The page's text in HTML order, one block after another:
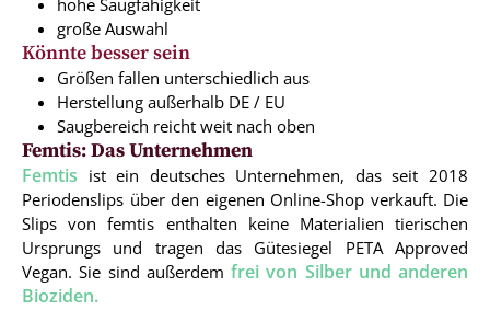
hohe Saugfähigkeit
große Auswahl
Könnte besser sein
Größen fallen unterschiedlich aus
Herstellung außerhalb DE / EU
Saugbereich reicht weit nach oben
Femtis: Das Unternehmen
Femtis ist ein deutsches Unternehmen, das seit 2018
Periodenslips über den eigenen Online-Shop verkauft. Die
Slips von femtis enthalten keine Materialien tierischen
Ursprungs und tragen das Gütesiegel PETA Approved
Vegan. Sie sind außerdem frei von Silber und anderen
Bioziden.